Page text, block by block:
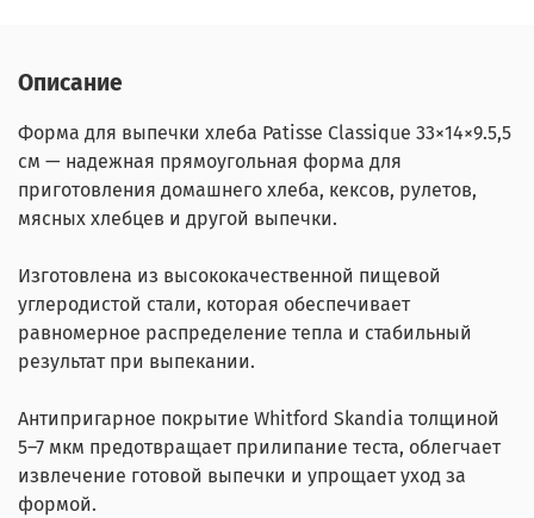
Описание
Форма для выпечки хлеба Patisse Classique 33×14×9.5,5
см — надежная прямоугольная форма для
приготовления домашнего хлеба, кексов, рулетов,
мясных хлебцев и другой выпечки.
Изготовлена из высококачественной пищевой
углеродистой стали, которая обеспечивает
равномерное распределение тепла и стабильный
результат при выпекании.
Антипригарное покрытие Whitford Skandia толщиной
5–7 мкм предотвращает прилипание теста, облегчает
извлечение готовой выпечки и упрощает уход за
формой.